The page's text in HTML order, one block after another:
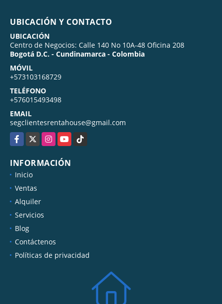
UBICACIÓN Y CONTACTO
UBICACIÓN
Centro de Negocios: Calle 140 No 10A-48 Oficina 208
Bogotá D.C. - Cundinamarca - Colombia
MÓVIL
+573103168729
TELÉFONO
+576015493498
EMAIL
segclientesrentahouse@gmail.com
Facebook
X InstagramYouTubeTikTok
INFORMACIÓN
Inicio
Ventas
Alquiler
Servicios
Blog
Contáctenos
Políticas de privacidad